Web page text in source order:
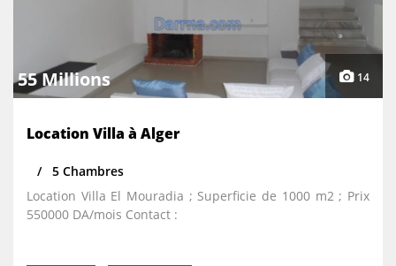
55 Millions 14
Location Villa à Alger
5 Chambres
Location Villa El Mouradia ; Superficie de 1000 m2 ; Prix
550000 DA/mois Contact :